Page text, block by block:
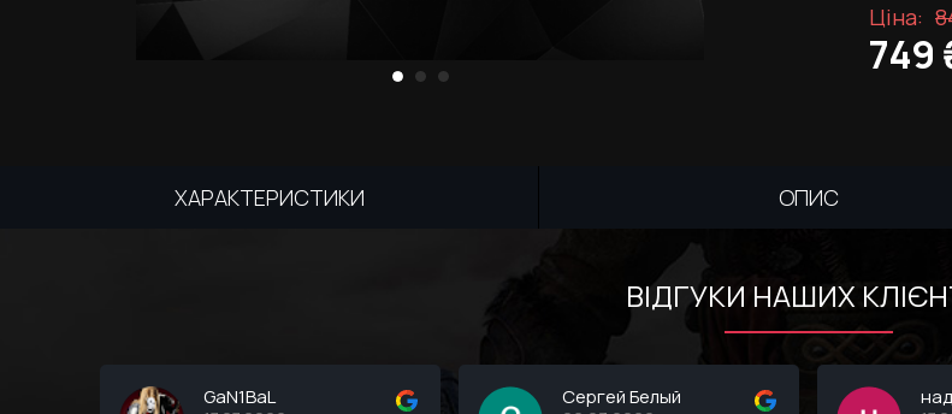
Ціна:
749
ХАРАКТЕРИСТИКИ ОПИС
ВІДГУКИ НАШИХ
GaN1BaL Сергей Белый